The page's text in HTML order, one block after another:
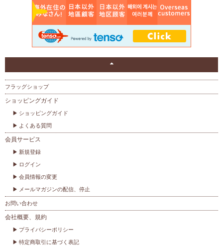
フラッグショップ
ショッピングガイド
ショッピングガイド
よくある質問
会員サービス
新規登録
ログイン
会員情報の変更
メールマガジンの配信、停止
お問い合わせ
会社概要、規約
プライバシーポリシー
特定商取引に基づく表記